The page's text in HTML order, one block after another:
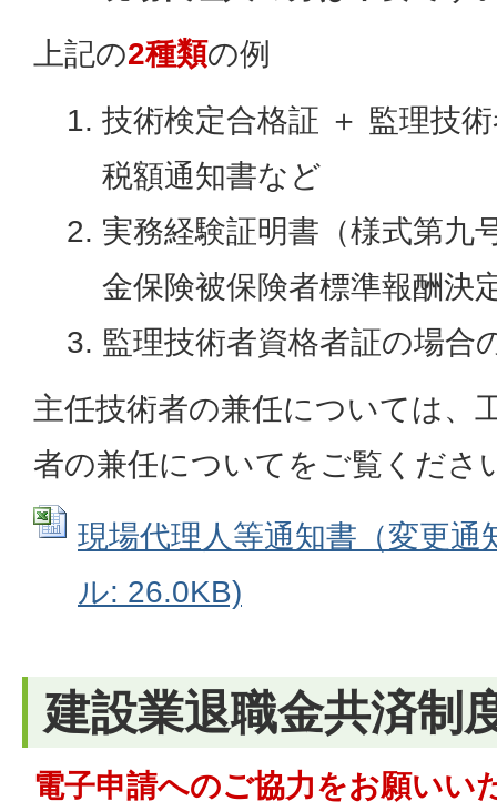
上記の2種類の例
技術検定合格証 ＋ 監理技
税額通知書など
実務経験証明書（様式第九
金保険被保険者標準報酬決
監理技術者資格者証の場合
主任技術者の兼任については、
者の兼任についてをご覧くださ
現場代理人等通知書（変更通
ル: 26.0KB)
建設業退職金共済制
電子申請へのご協力をお願いい